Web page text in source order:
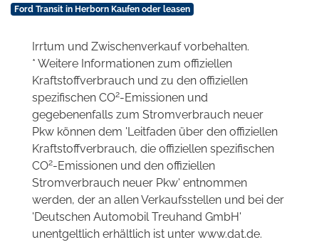
Ford Transit in Herborn Kaufen oder leasen
Irrtum und Zwischenverkauf vorbehalten.
* Weitere Informationen zum offiziellen
Kraftstoffverbrauch und zu den offiziellen
spezifischen CO2-Emissionen und
gegebenenfalls zum Stromverbrauch neuer
Pkw können dem 'Leitfaden über den offiziellen
Kraftstoffverbrauch, die offiziellen spezifischen
CO2-Emissionen und den offiziellen
Stromverbrauch neuer Pkw' entnommen
werden, der an allen Verkaufsstellen und bei der
'Deutschen Automobil Treuhand GmbH'
unentgeltlich erhältlich ist unter www.dat.de.